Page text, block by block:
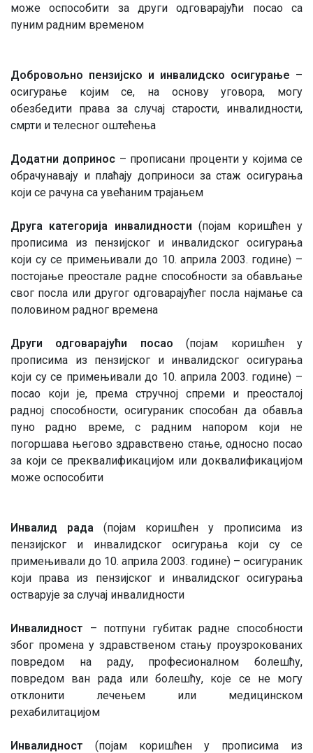
може оспособити за други одговарајући посао са
пуним радним временом
Добровољно пензијско и инвалидско осигурање –
осигурање којим се, на основу уговора, могу
обезбедити права за случај старости, инвалидности,
смрти и телесног оштећења
Додатни допринос – прописани проценти у којима се
обрачунавају и плаћају доприноси за стаж осигурања
који се рачуна са увећаним трајањем
Друга категорија инвалидности (појам коришћен у
прописима из пензијског и инвалидског осигурања
који су се примењивали до 10. априла 2003. године) –
постојање преостале радне способности за обављање
свог посла или другог одговарајућег посла најмање са
половином радног времена
Други одговарајући посао (појам коришћен у
прописима из пензијског и инвалидског осигурања
који су се примењивали до 10. априла 2003. године) –
посао који је, према стручној спреми и преосталој
радној способности, осигураник способан да обавља
пуно радно време, с радним напором који не
погоршава његово здравствено стање, односно посао
за који се преквалификацијом или доквалификацијом
може оспособити
Инвалид рада (појам коришћен у прописима из
пензијског и инвалидског осигурања који су се
примењивали до 10. априла 2003. године) – осигураник
који права из пензијског и инвалидског осигурања
остварује за случај инвалидности
Инвалидност – потпуни губитак радне способности
због промена у здравственом стању проузрокованих
повредом на раду, професионалном болешћу,
повредом ван рада или болешћу, које се не могу
отклонити лечењем или медицинском
рехабилитацијом
Инвалидност (појам коришћен у прописима из